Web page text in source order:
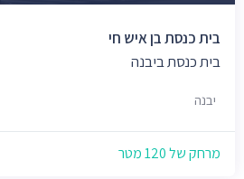
בית כנסת בן איש חי
בית כנסת ביבנה
יבנה
מרחק של 120 מטר